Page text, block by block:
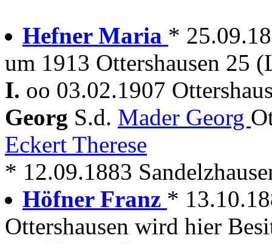
Hefner Maria *
um 1913 Ottershausen 25
I. oo 03.02.1907
Georg S.d. Mader Georg
Eckert Therese
* 12.09.1883
Höfner Franz *
Ottershausen wird hier